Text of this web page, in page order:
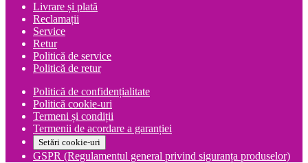
Livrare și plată
Reclamații
Service
Retur
Politică de service
Politică de retur
Politică de confidențialitate
Politică cookie-uri
Termeni și condiții
Termenii de acordare a garanției
Setări cookie-uri
GSPR (Regulamentul general privind siguranța produselor)